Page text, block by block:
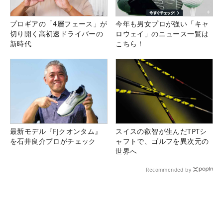
プロギアの「4層フェース」が
切り開く高初速ドライバーの
新時代
今年も男女プロが強い「キャ
ロウェイ」のニュース一覧は
こちら！
最新モデル『FJクオンタム』
を石井良介プロがチェック
スイスの叡智が生んだTPTシ
ャフトで、ゴルフを異次元の
世界へ
Recommended by